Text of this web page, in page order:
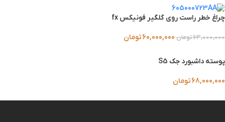
چراغ خطر راست روی گلگیر فونیکس fx
63,000,000تومان 60,000,000تومان
پوسته داشبورد جک S5
68,000,000تومان